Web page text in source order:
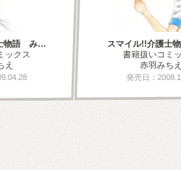
物語 み…
ックス
え
スマイル!!介護士
書籍扱いコミ
赤羽みちえ
発売日：